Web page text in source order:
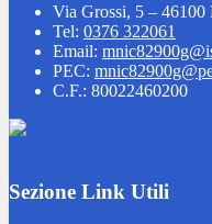
Via Grossi, 5 –
Tel: 0376 322061
Email:
PEC:
C.F.: 80022460200
Sezione Link Utili